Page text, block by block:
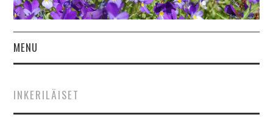
MENU
UUTTA! VIDEOTARINAT
INKERILÄISET